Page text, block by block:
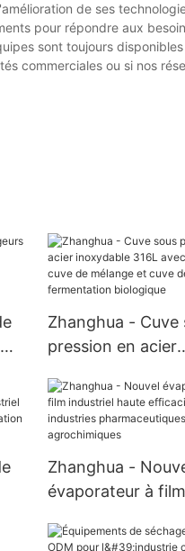
de ses
pour répondre aux
sont toujours
commerciales ou si nos
Zhanghua - Cuve
pression en acier
agitation, cuve de
et cuve de
biologique
Zhanghua -
évaporateur à film
pour les industries